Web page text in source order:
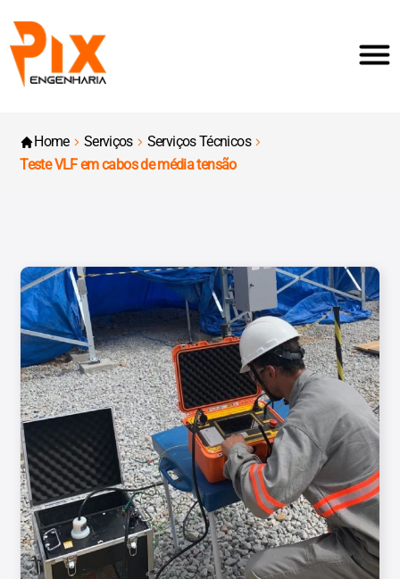
Home Serviços
Serviços Técnicos
Teste VLF em cabos de média tensão